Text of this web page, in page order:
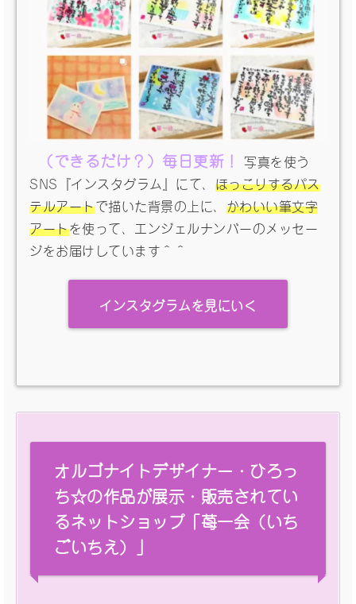
（できるだけ？）毎日更新！
写真を使う
SNS『インスタグラム』にて、 ほっこりするパス
テルアートで描いた背景の上に、 かわいい筆文字
アートを使って、エンジェルナンバーのメッセー
ジをお届けしています＾＾
インスタグラムを見にいく
オルゴナイトデザイナー・ひろっ
ち☆の作品が展示・販売されてい
るネットショップ「苺一会（いち
ごいちえ）」